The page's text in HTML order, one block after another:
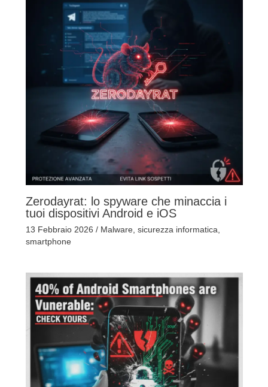
Zerodayrat: lo spyware che minaccia i
tuoi dispositivi Android e iOS
13 Febbraio 2026 / Malware, sicurezza informatica
smartphone